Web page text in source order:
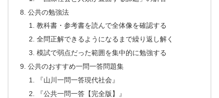
公共の勉強法
教科書・参考書を読んで全体像を確認する
全問正解できるようになるまで繰り返し解く
模試で弱点だった範囲を集中的に勉強する
公共のおすすめ一問一答問題集
『山川一問一答現代社会』
『公共一問一答【完全版】』